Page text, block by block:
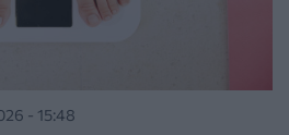
- 15:48